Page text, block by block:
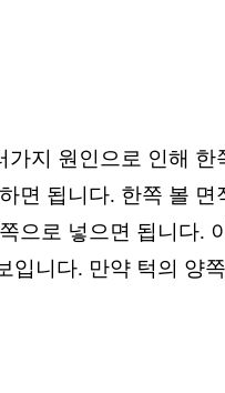
지 원인으로 인해
면 됩니다. 한쪽 볼 면
으로 넣으면 됩니다
입니다. 만약 턱의 양